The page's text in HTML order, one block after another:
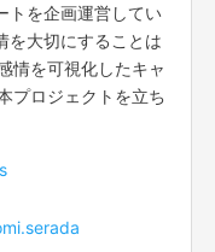
トを企画運営してい
を大切にすることは
情を可視化したキャ
プロジェクトを立ち
る